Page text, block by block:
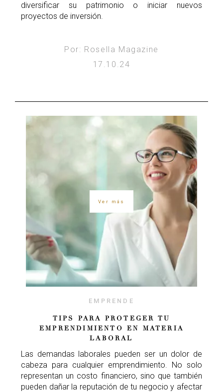
diversificar su patrimonio o iniciar nuevos
proyectos de inversión.
Por: Rosella Magazine
17.10.24
Ver más
EMPRENDE
TIPS PARA PROTEGER TU
EMPRENDIMIENTO EN MATERIA
LABORAL
Las demandas laborales pueden ser un dolor de
cabeza para cualquier emprendimiento. No solo
representan un costo financiero, sino que también
pueden dañar la reputación de tu negocio y afectar